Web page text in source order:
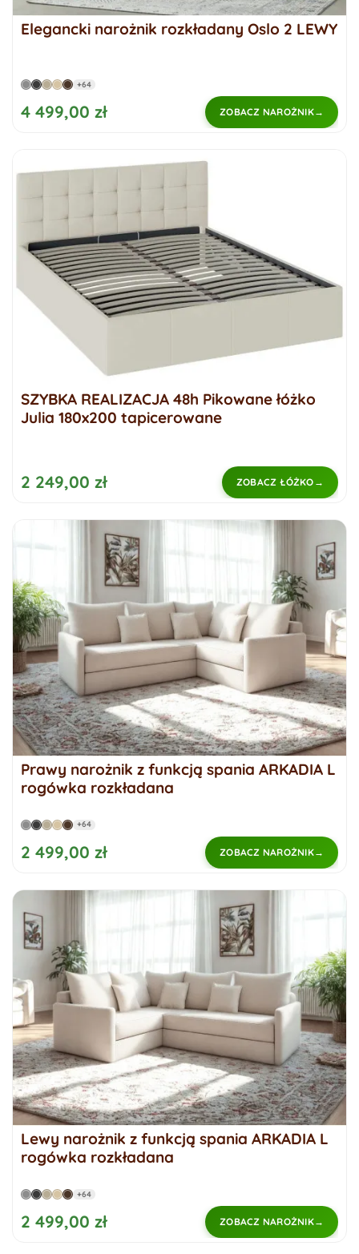
Elegancki narożnik rozkładany Oslo 2 LEWY
+64
4 499,00 zł ZOBACZ NAROŻNIK
SZYBKA REALIZACJA 48h Pikowane łóżko
Julia 180x200 tapicerowane
2 249,00 zł ZOBACZ ŁÓŻKO
Prawy narożnik z funkcją spania ARKADIA L
rogówka rozkładana
+64
2 499,00 zł ZOBACZ NAROŻNIK
Lewy narożnik z funkcją spania ARKADIA L
rogówka rozkładana
+64
2 499,00 zł ZOBACZ NAROŻNIK